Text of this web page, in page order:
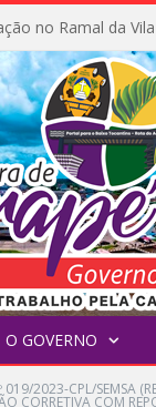
O GOVERNO
019/2023-CPL/SEMSA
CORRETIVA COM